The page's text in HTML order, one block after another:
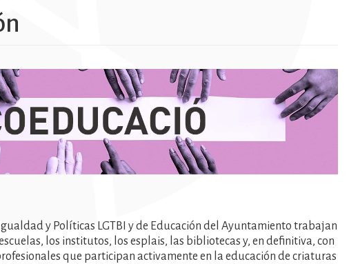
y Políticas LGTBI y de Educación del Ayuntamiento trabajan
los institutos, los esplais, las bibliotecas y, en definitiva, con
que participan activamente en la educación de criaturas